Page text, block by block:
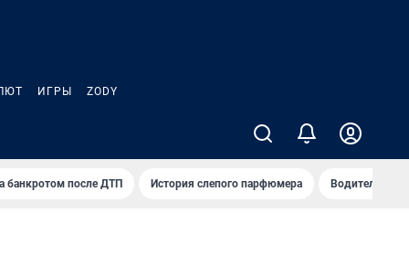
ИГРЫ ZODY
банкротом после ДТП История слепого парфюмера Водители